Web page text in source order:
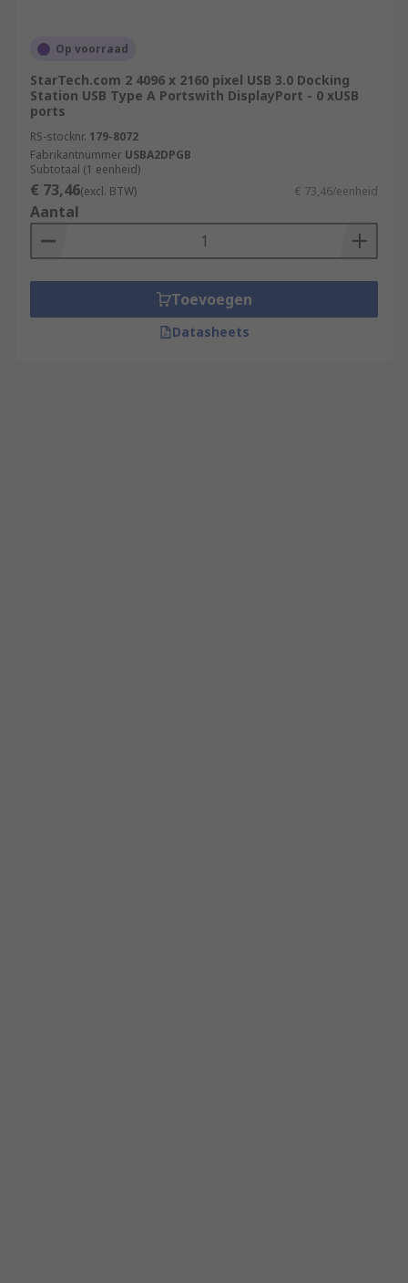
Op voorraad
StarTech.com 2 4096 x 2160 pixel USB 3.0 Docking
Station USB Type A Portswith DisplayPort - 0 xUSB
ports
RS-stocknr. 179-8072
Fabrikantnummer USBA2DPGB
Subtotaal (1 eenheid)
€ 73,46(excl. BTW) € 73,46/eenheid
Aantal
Toevoegen
Datasheets